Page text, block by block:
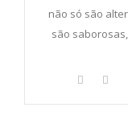
não só são
são